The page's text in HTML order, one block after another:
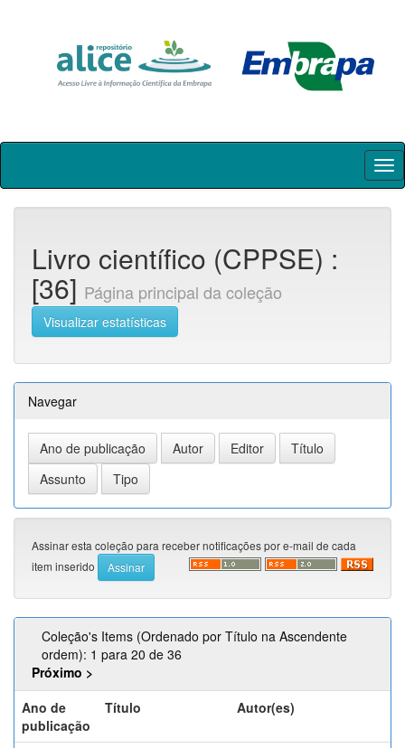
Skip
Livro científico (CPPSE) :
[36] Página principal da coleção
Visualizar estatísticas
Navegar
Assinar esta coleção para receber notificações por e-mail de cada
item inserido
Coleção's Items (Ordenado por Título na Ascendente
ordem): 1 para 20 de 36
Próximo >
Ano de
publicação
Título Autor(es)